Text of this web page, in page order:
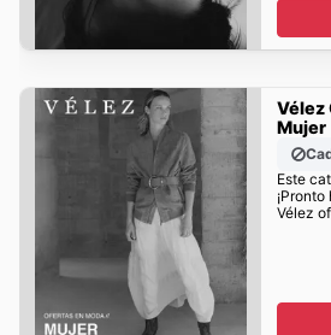
Vélez
Mujer
Este
Vélez